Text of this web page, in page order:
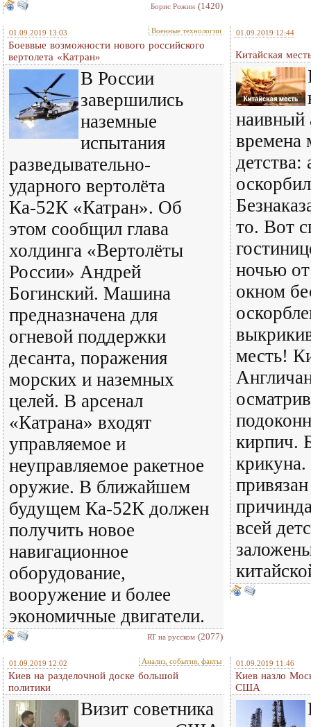
Борис Рожин (1420)
01.09.2019 13:03 Военные технологии
Боеввые возможности нового российского
вертолета «Катран»
В России
завершились
наземные
испытания
разведывательно-
ударного вертолёта
Ка-52К «Катран». Об
этом сообщил глава
холдинга «Вертолёты
России» Андрей
Богинский. Машина
предназначена для
огневой поддержки
десанта, поражения
морских и наземных
целей. В арсенал
«Катрана» входят
управляемое и
неуправляемое ракетное
оружие. В ближайшем
будущем Ка-52К должен
получить новое
навигационное
оборудование,
вооружение и более
экономичные двигатели.
RT на русском (2077)
01.09.2019 12:44
Китайская
наивный
времена
детства:
то. Вот
ночью
окном
месть!
кирпич.
всей
01.09.2019 12:02 Анализ, события, факты
Киев на разделочной доске большой
политики
Визит советника
01.09.2019 11:46
Киев назло
США